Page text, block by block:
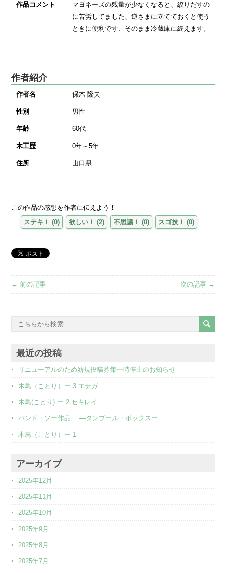
作品コメント
マヨネーズの残量が少なくなると、絞りだすの
に苦労してました、逆さまに立てておくと使う
ときに便利です、そのまま冷蔵庫に終えます。
作者紹介
作者名 保木 隆夫
性別 男性
年齢 60代
木工歴 0年～5年
住所 山口県
この作品の感想を作者に伝えよう！
ステキ！
(0) 欲しい！ (2) 不思議！ (0) スゴ技！ (0)
← 前の記事 次の記事 →
最近の投稿
リニューアルのため新規投稿募集一時停止のお知らせ
木鳥（ことり）ー 3 エナガ
木鳥(ことり) ー 2 セキレイ
バンド・ソー作品 ―タンブール・ボックスー
木鳥（ことり）ー 1
アーカイブ
2025年12月
2025年11月
2025年10月
2025年9月
2025年8月
2025年7月